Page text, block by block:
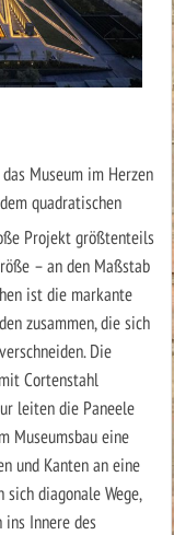
Museum im Herzen
quadratischen
Projekt größtenteils
– an den Maßstab
ist die markante
zusammen, die sich
Die
Cortenstahl
leiten die Paneele
Museumsbau eine
und Kanten an eine
diagonale Wege,
ins Innere des